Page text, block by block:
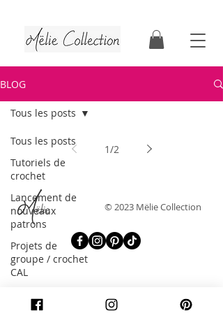
BLOG
Tous les posts
Tutoriels de
crochet
Lancement de
nouveaux
patrons
Projets de
groupe / crochet
CAL
crochet
Tous les posts
1/2
© 2023 Mëlie Collection